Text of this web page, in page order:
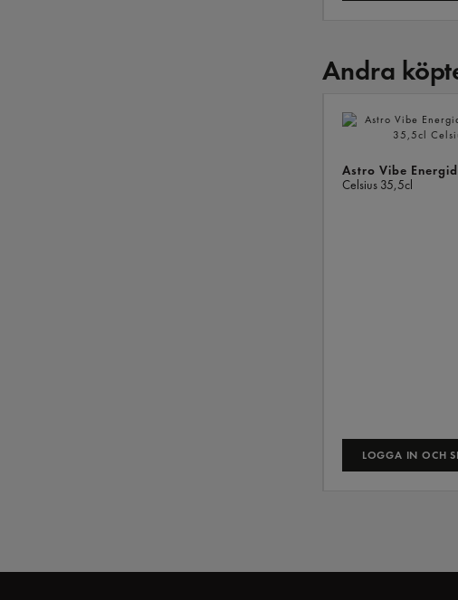
Andra
Astro Vibe
Celsius 35,5cl
LOGGA IN OCH